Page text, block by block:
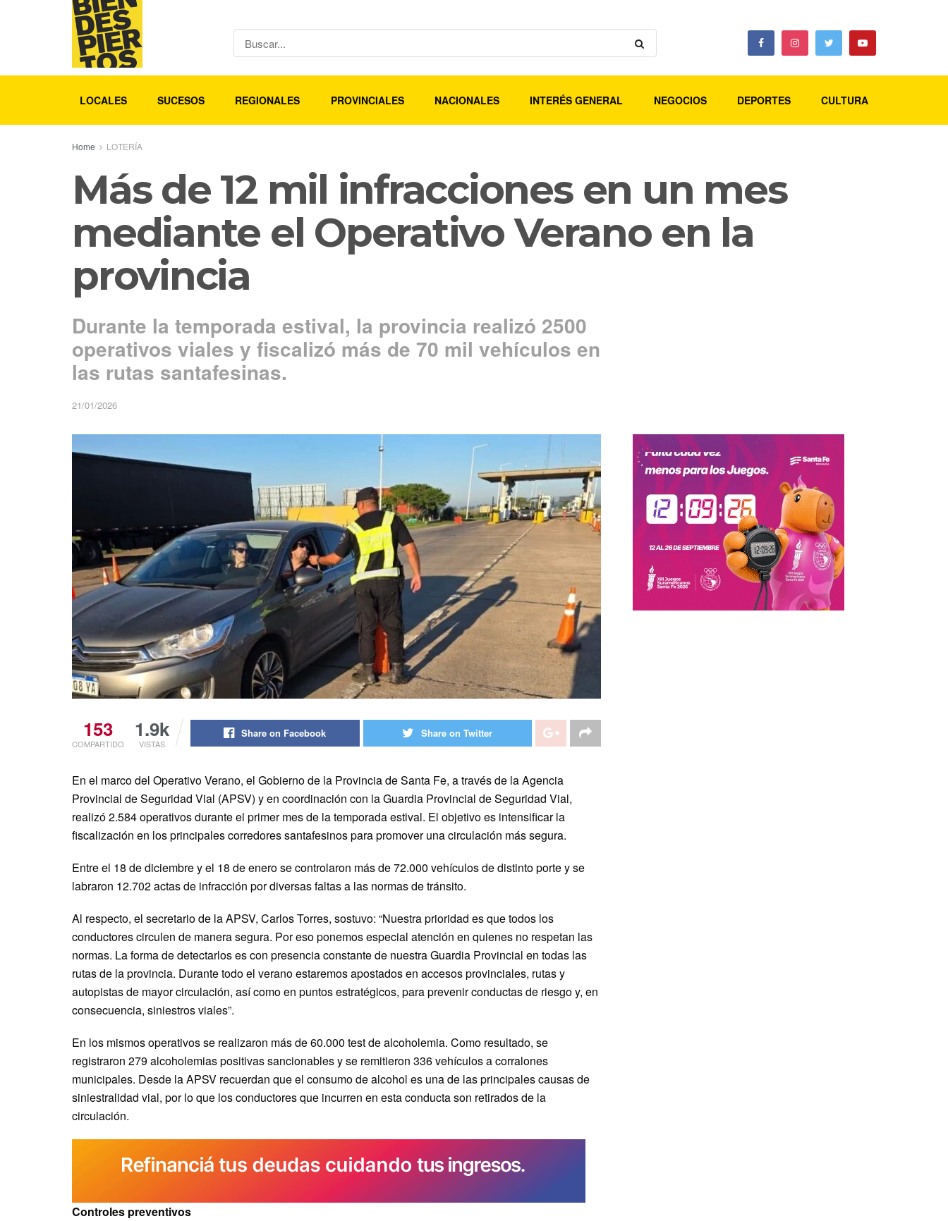
LOCALES SUCESOS REGIONALES PROVINCIALES NACIONALES INTERÉS GENERAL NEGOCIOS DEPORTES CULTURA
Home LOTERÍA
Más de 12 mil infracciones en un mes
mediante el Operativo Verano en la
provincia
Durante la temporada estival, la provincia realizó 2500
operativos viales y fiscalizó más de 70 mil vehículos en
las rutas santafesinas.
21/01/2026
153
COMPARTIDO
1.9k
VISTAS
Share on Facebook Share on Twitter
En el marco del Operativo Verano, el Gobierno de la Provincia de Santa Fe, a través de la Agencia
Provincial de Seguridad Vial (APSV) y en coordinación con la Guardia Provincial de Seguridad Vial,
realizó 2.584 operativos durante el primer mes de la temporada estival. El objetivo es intensificar la
fiscalización en los principales corredores santafesinos para promover una circulación más segura.
Entre el 18 de diciembre y el 18 de enero se controlaron más de 72.000 vehículos de distinto porte y se
labraron 12.702 actas de infracción por diversas faltas a las normas de tránsito.
Al respecto, el secretario de la APSV, Carlos Torres, sostuvo: “Nuestra prioridad es que todos los
conductores circulen de manera segura. Por eso ponemos especial atención en quienes no respetan las
normas. La forma de detectarlos es con presencia constante de nuestra Guardia Provincial en todas las
rutas de la provincia. Durante todo el verano estaremos apostados en accesos provinciales, rutas y
autopistas de mayor circulación, así como en puntos estratégicos, para prevenir conductas de riesgo y, en
consecuencia, siniestros viales”.
En los mismos operativos se realizaron más de 60.000 test de alcoholemia. Como resultado, se
registraron 279 alcoholemias positivas sancionables y se remitieron 336 vehículos a corralones
municipales. Desde la APSV recuerdan que el consumo de alcohol es una de las principales causas de
siniestralidad vial, por lo que los conductores que incurren en esta conducta son retirados de la
circulación.
Controles preventivos